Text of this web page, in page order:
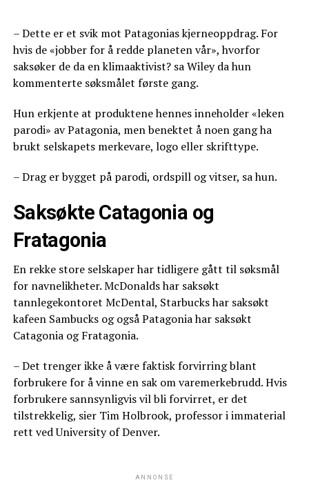
– Dette er et svik mot Patagonias kjerneoppdrag. For
hvis de «jobber for å redde planeten vår», hvorfor
saksøker de da en klimaaktivist? sa Wiley da hun
kommenterte søksmålet første gang.
Hun erkjente at produktene hennes inneholder «leken
parodi» av Patagonia, men benektet å noen gang ha
brukt selskapets merkevare, logo eller skrifttype.
– Drag er bygget på parodi, ordspill og vitser, sa hun.
Saksøkte Catagonia og
Fratagonia
En rekke store selskaper har tidligere gått til søksmål
for navnelikheter. McDonalds har saksøkt
tannlegekontoret McDental, Starbucks har saksøkt
kafeen Sambucks og også Patagonia har saksøkt
Catagonia og Fratagonia.
– Det trenger ikke å være faktisk forvirring blant
forbrukere for å vinne en sak om varemerkebrudd. Hvis
forbrukere sannsynligvis vil bli forvirret, er det
tilstrekkelig, sier Tim Holbrook, professor i immaterial
rett ved University of Denver.
ANNONSE